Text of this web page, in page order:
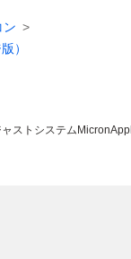
ン
）
ャストシステム Micron